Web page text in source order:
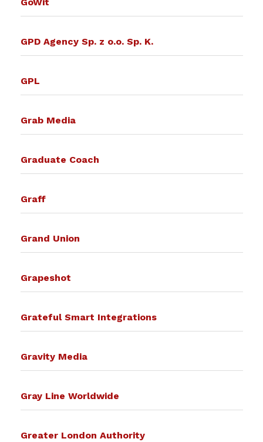
GoWit
GPD Agency Sp. z o.o. Sp. K.
GPL
Grab Media
Graduate Coach
Graff
Grand Union
Grapeshot
Grateful Smart Integrations
Gravity Media
Gray Line Worldwide
Greater London Authority